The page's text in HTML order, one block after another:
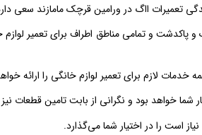
تعمیرات ااگ در ورامین قرچک مامازند سعی دارد
و تمامی مناطق اطراف برای تعمیر
لازم برای تعمیر لوازم خانگی را ارائه
شما خواهد بود و نگرانی از بابت تامین قطعات
است را در اختیار شما می‌گذارد.